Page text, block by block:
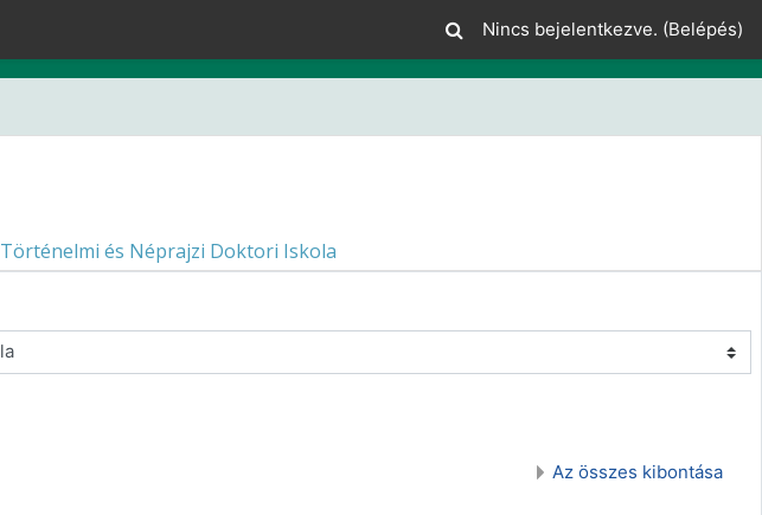
Nincs bejelentkezve. (Belépés)
Történelmi és Néprajzi Doktori Iskola
Az összes kibontása